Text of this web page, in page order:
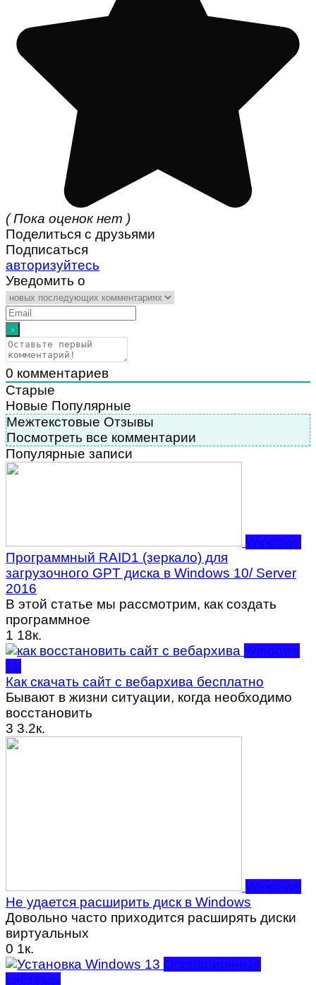
( Пока оценок нет )
Поделиться с друзьями
Подписаться
авторизуйтесь
Уведомить о
0 комментариев
Старые
Новые Популярные
Межтекстовые Отзывы
Посмотреть все комментарии
Популярные записи
Windows
Программный RAID1 (зеркало) для
загрузочного GPT диска в Windows 10/ Server
2016
В этой статье мы рассмотрим, как создать
программное
1 18к.
Windows
10
Как скачать сайт с вебархива бесплатно
Бывают в жизни ситуации, когда необходимо
восстановить
3 3.2к.
Windows
Не удается расширить диск в Windows
Довольно часто приходится расширять диски
виртуальных
0 1к.
Операционные
системы